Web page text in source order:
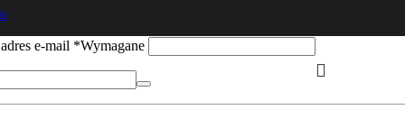
e-mail *Wymagane